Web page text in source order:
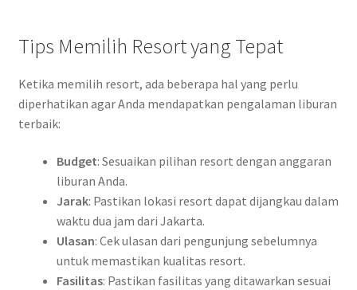
Tips Memilih Resort yang Tepat
Ketika memilih resort, ada beberapa hal yang perlu
diperhatikan agar Anda mendapatkan pengalaman liburan
terbaik:
Budget: Sesuaikan pilihan resort dengan anggaran
liburan Anda.
Jarak: Pastikan lokasi resort dapat dijangkau dalam
waktu dua jam dari Jakarta.
Ulasan: Cek ulasan dari pengunjung sebelumnya
untuk memastikan kualitas resort.
Fasilitas: Pastikan fasilitas yang ditawarkan sesuai